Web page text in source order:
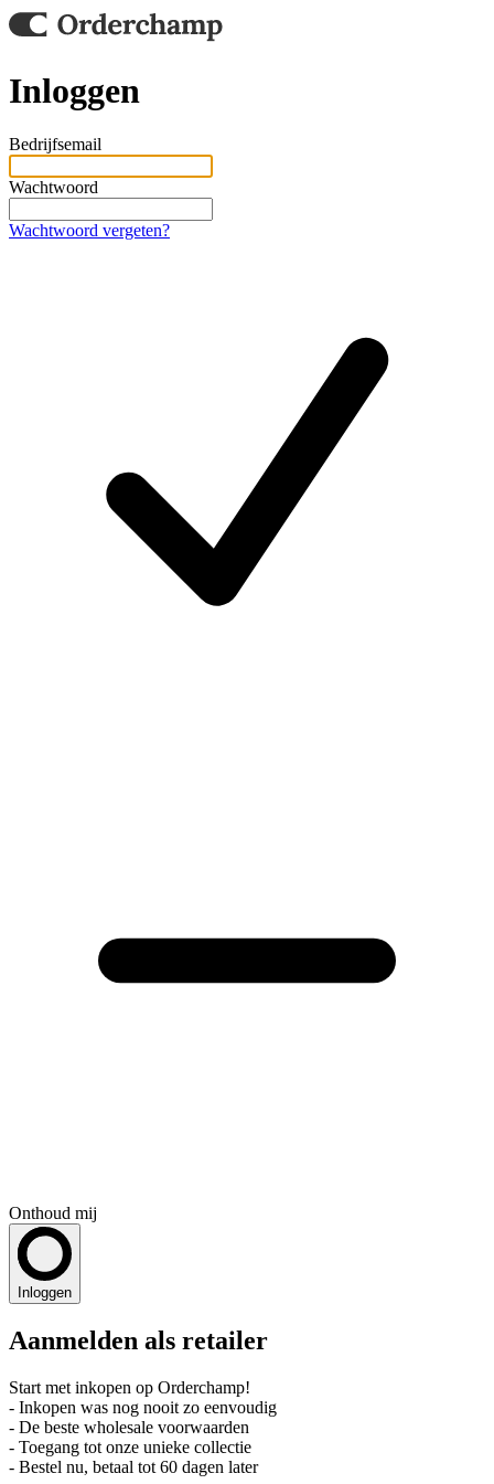
Inloggen
Bedrijfsemail
Wachtwoord
Wachtwoord vergeten?
Onthoud mij
Inloggen
Aanmelden als retailer
Start met inkopen op Orderchamp!
- Inkopen was nog nooit zo eenvoudig
- De beste wholesale voorwaarden
- Toegang tot onze unieke collectie
- Bestel nu, betaal tot 60 dagen later